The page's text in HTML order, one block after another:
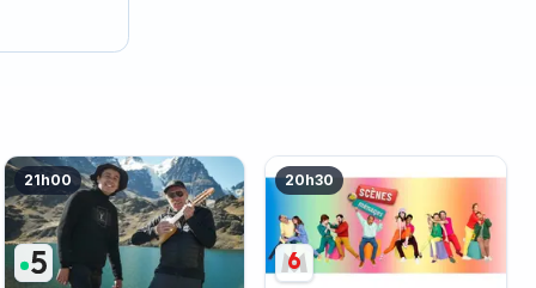
21h00 20h30